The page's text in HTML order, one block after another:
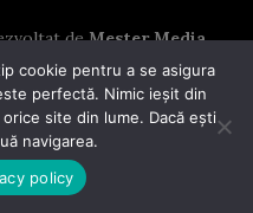
deMester Media.
cookie pentru a se asigura
perfectă. Nimic ieșit din
site din lume. Dacă ești
navigarea.
policy